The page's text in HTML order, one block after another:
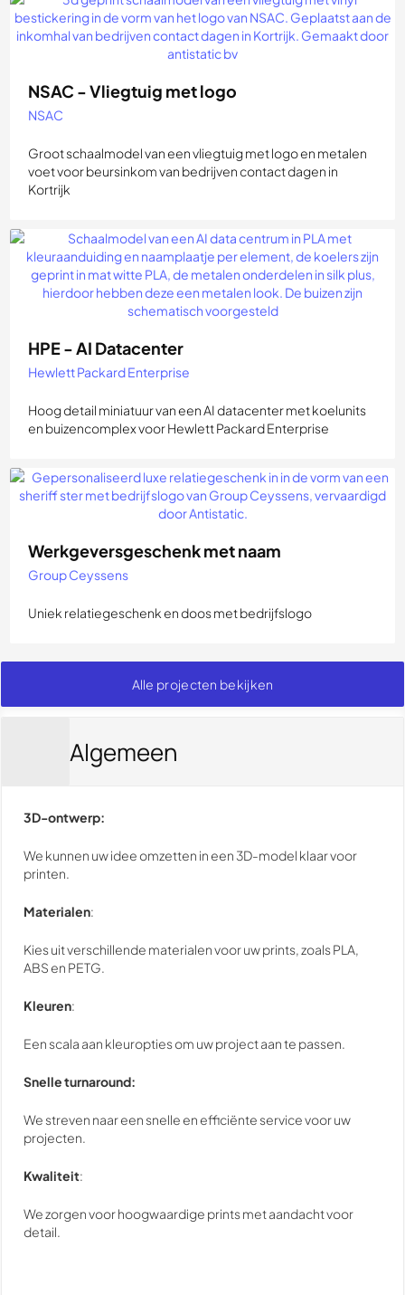
NSAC - Vliegtuig met logo
NSAC
Groot schaalmodel van een vliegtuig met logo en metalen
voet voor beursinkom van bedrijven contact dagen in
Kortrijk
HPE - AI Datacenter
Hewlett Packard Enterprise
Hoog detail miniatuur van een AI datacenter met koelunits
en buizencomplex voor Hewlett Packard Enterprise
Werkgeversgeschenk met naam
Group Ceyssens
Uniek relatiegeschenk en doos met bedrijfslogo
Alle projecten bekijken
Algemeen
3D-ontwerp:
We kunnen uw idee omzetten in een 3D-model klaar voor
printen.
Materialen:
Kies uit verschillende materialen voor uw prints, zoals PLA,
ABS en PETG.
Kleuren:
Een scala aan kleuropties om uw project aan te passen.
Snelle turnaround:
We streven naar een snelle en efficiënte service voor uw
projecten.
Kwaliteit:
We zorgen voor hoogwaardige prints met aandacht voor
detail.